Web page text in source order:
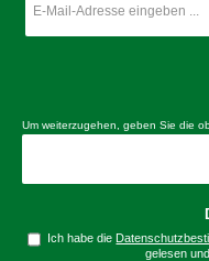
Mail-
*
Um weiterzugehen, geben Sie die
Ich habe die
gelesen